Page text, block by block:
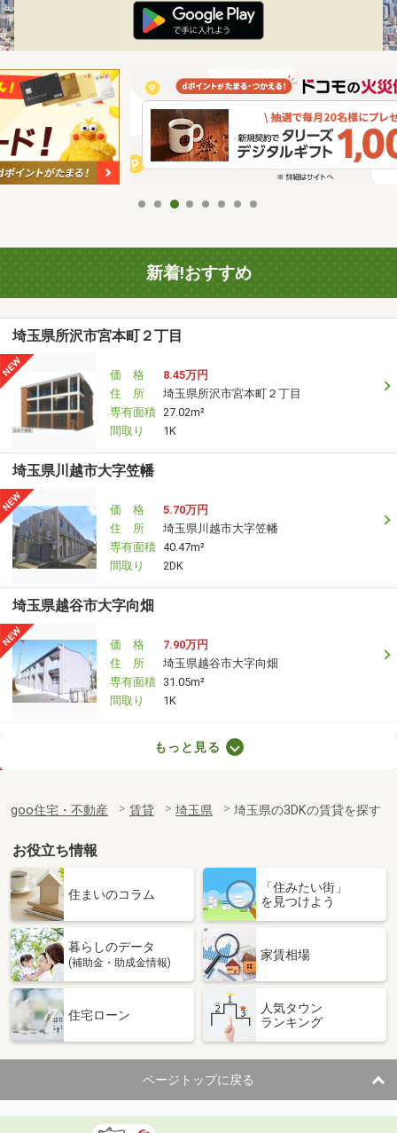
新着!おすすめ
埼玉県所沢市宮本町２丁目
価 格
8.45万円
住 所
埼玉県所沢市宮本町２丁目
専有面積 27.02m²
間取り
1K
埼玉県川越市大字笠幡
価 格
5.70万円
住 所
埼玉県川越市大字笠幡
専有面積 40.47m²
間取り
2DK
埼玉県越谷市大字向畑
価 格
7.90万円
住 所
埼玉県越谷市大字向畑
専有面積 31.05m²
間取り
1K
埼玉県さいたま市見沼区丸ヶ崎町
専有面積
32.43m²
埼玉県羽生市大字中岩瀬
6.10万円
埼玉県羽生市大字中岩瀬
専有面積
35.79m²
間取り
1LDK
埼玉県三郷市三郷１丁目
価 格
8.90万円
専有面積 23.04m²
間取り
ワンルーム
もっと見る
goo住宅・不動産 賃貸 埼玉県 埼玉県の3DKの賃貸を探す
お役立ち情報
住まいのコラム
「住みたい街」
を見つけよう
暮らしのデータ
(補助金・助成金情報)
家賃相場
住宅ローン
人気タウン
ランキング
ページトップに戻る